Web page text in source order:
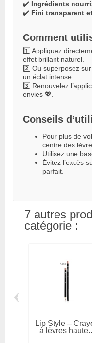
✔️ Ingrédients
✔️ Fini transparent
Comment
1️⃣ Appliquez
effet brillant naturel.
2️⃣ Ou superposez
un éclat intense.
3️⃣ Renouvelez
envies 💖.
Conseils
Pour plus de
centre des
Utilisez une
Évitez l’excès
parfait.
7 autres
catégorie :
Lip Style –
à lèvres
‹